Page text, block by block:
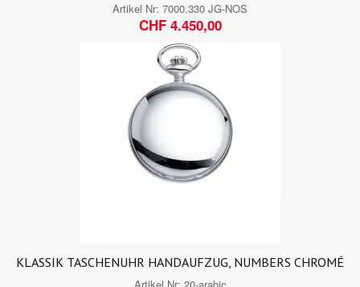
Artikel Nr: 7000.330 JG-NOS
CHF 4.450,00
KLASSIK TASCHENUHR HANDAUFZUG, NUMBERS CHROMÉ